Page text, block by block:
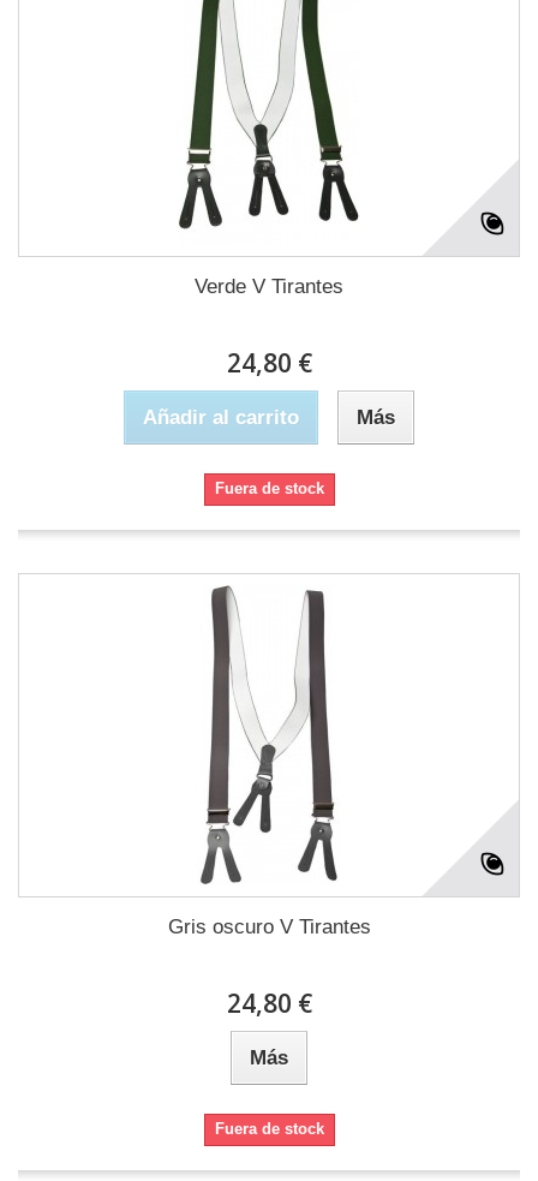
Verde V Tirantes
24,80 €
Añadir al carrito Más
Fuera de stock
Gris oscuro V Tirantes
24,80 €
Más
Fuera de stock